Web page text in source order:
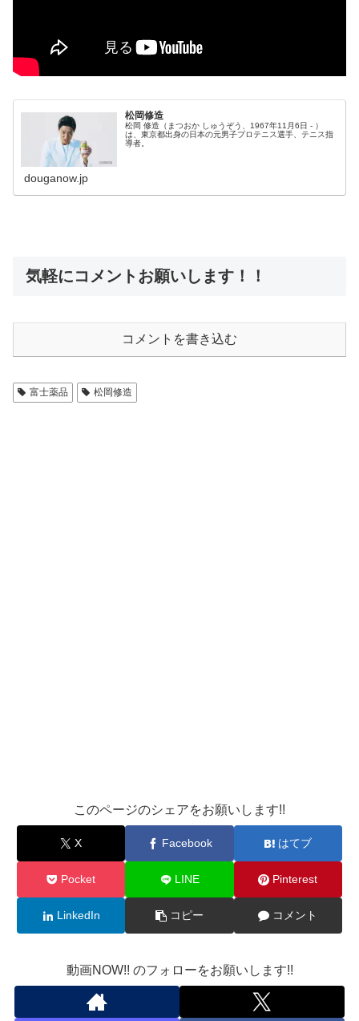
松岡修造
松岡 修造（まつおか しゅうぞう、1967年11月6日 - ）
は、東京都出身の日本の元男子プロテニス選手、テニス指
導者。
douganow.jp
気軽にコメントお願いします！！
コメントを書き込む
富士薬品 松岡修造
このページのシェアをお願いします!!
X Facebook はてブ
Pocket LINE Pinterest
LinkedIn コピー コメント
動画NOW!! のフォローをお願いします!!